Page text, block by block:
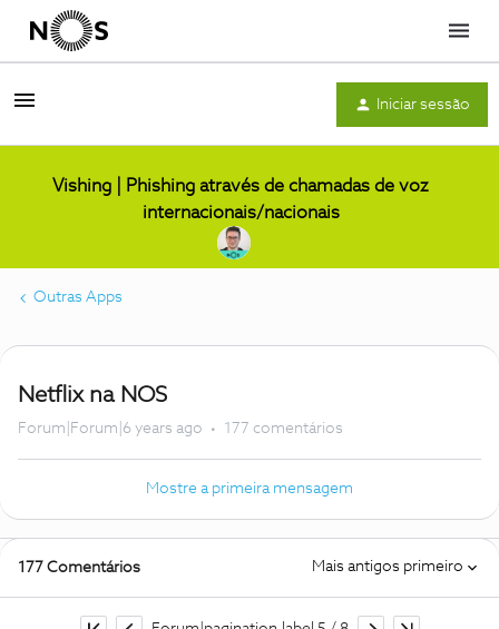
Menu
Iniciar sessão
Vishing | Phishing através de chamadas de voz
internacionais/nacionais
Outras Apps
Netflix na NOS
Forum|Forum|6 years ago 177 comentários
Mostre a primeira mensagem
177 Comentários Mais antigos primeiro